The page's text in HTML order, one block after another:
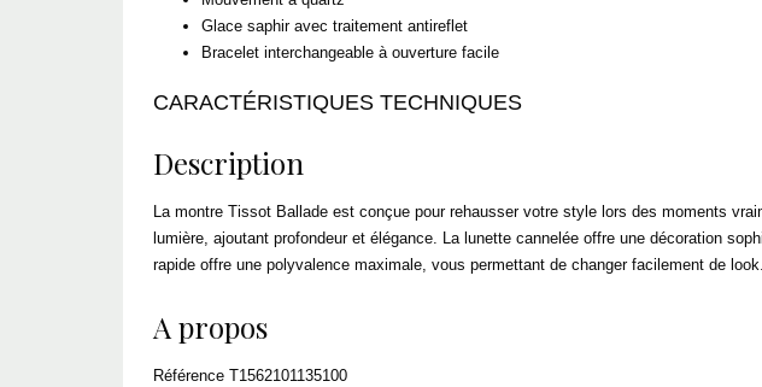
Glace saphir avec traitement antireflet
Bracelet interchangeable à ouverture facile
CARACTÉRISTIQUES TECHNIQUES
Description
La montre Tissot Ballade est conçue pour rehausser votre style lors des moments
lumière, ajoutant profondeur et élégance. La lunette cannelée offre une décoration
rapide offre une polyvalence maximale, vous permettant de changer facilement de look.
A propos
Référence T1562101135100